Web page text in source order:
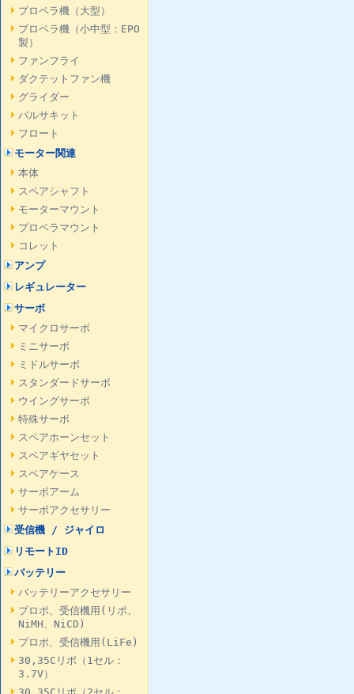
プロペラ機（大型）
プロペラ機（小中型：EPO
製）
ファンフライ
ダクテットファン機
グライダー
バルサキット
フロート
モーター関連
本体
スペアシャフト
モーターマウント
プロペラマウント
コレット
アンプ
レギュレーター
サーボ
マイクロサーボ
ミニサーボ
ミドルサーボ
スタンダードサーボ
ウイングサーボ
特殊サーボ
スペアホーンセット
スペアギヤセット
スペアケース
サーボアーム
サーボアクセサリー
受信機 / ジャイロ
リモートID
バッテリー
バッテリーアクセサリー
プロポ、受信機用(リポ、
NiMH、NiCD)
プロポ、受信機用(LiFe)
30,35Cリポ（1セル：
3.7V）